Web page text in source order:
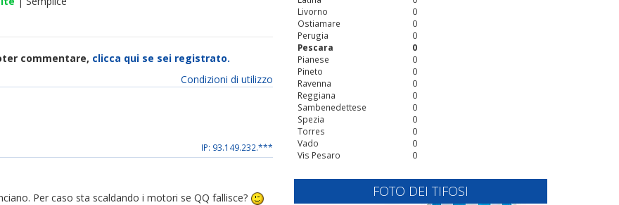
commentare, clicca qui se sei registrato.
Condizioni di utilizzo
IP: 93.149.232.***
Per caso sta scaldando i motori se QQ fallisce?
0
Livorno
0
Ostiamare
0
Perugia
0
Pescara
0
Pianese
0
Pineto
0
Ravenna
0
Reggiana
0
Sambenedettese
0
Spezia
0
Torres
0
Vado
0
Vis Pesaro
FOTO DEI TIFOSI